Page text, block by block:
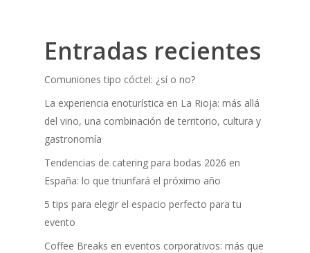
Entradas recientes
Comuniones tipo cóctel: ¿sí o no?
La experiencia enoturística en La Rioja: más allá
del vino, una combinación de territorio, cultura y
gastronomía
Tendencias de catering para bodas 2026 en
España: lo que triunfará el próximo año
5 tips para elegir el espacio perfecto para tu
evento
Coffee Breaks en eventos corporativos: más que